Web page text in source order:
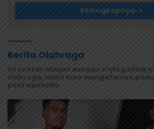
Selengkapnya
Berita Olahraga
Ini contoh widget dengan style gallery
olahraga, anda bisa mengaturnya
post wpberita.